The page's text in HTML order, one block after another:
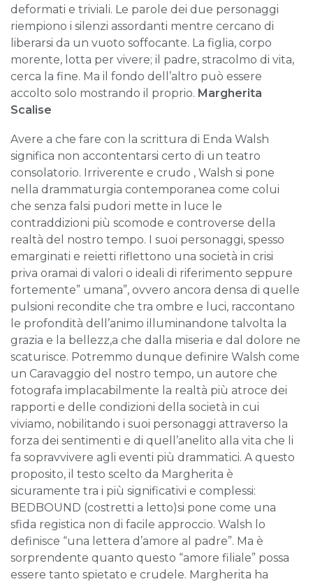
deformati e triviali. Le parole dei due personaggi
riempiono i silenzi assordanti mentre cercano di
liberarsi da un vuoto soffocante. La figlia, corpo
morente, lotta per vivere; il padre, stracolmo di vita,
cerca la fine. Ma il fondo dell’altro può essere
accolto solo mostrando il proprio. Margherita
Scalise
Avere a che fare con la scrittura di Enda Walsh
significa non accontentarsi certo di un teatro
consolatorio. Irriverente e crudo , Walsh si pone
nella drammaturgia contemporanea come colui
che senza falsi pudori mette in luce le
contraddizioni più scomode e controverse della
realtà del nostro tempo. I suoi personaggi, spesso
emarginati e reietti riflettono una società in crisi
priva oramai di valori o ideali di riferimento seppure
fortemente” umana”, ovvero ancora densa di quelle
pulsioni recondite che tra ombre e luci, raccontano
le profondità dell’animo illuminandone talvolta la
grazia e la bellezz,a che dalla miseria e dal dolore ne
scaturisce. Potremmo dunque definire Walsh come
un Caravaggio del nostro tempo, un autore che
fotografa implacabilmente la realtà più atroce dei
rapporti e delle condizioni della società in cui
viviamo, nobilitando i suoi personaggi attraverso la
forza dei sentimenti e di quell’anelito alla vita che li
fa sopravvivere agli eventi più drammatici. A questo
proposito, il testo scelto da Margherita è
sicuramente tra i più significativi e complessi:
BEDBOUND (costretti a letto)si pone come una
sfida registica non di facile approccio. Walsh lo
definisce “una lettera d’amore al padre”. Ma è
sorprendente quanto questo “amore filiale” possa
essere tanto spietato e crudele. Margherita ha